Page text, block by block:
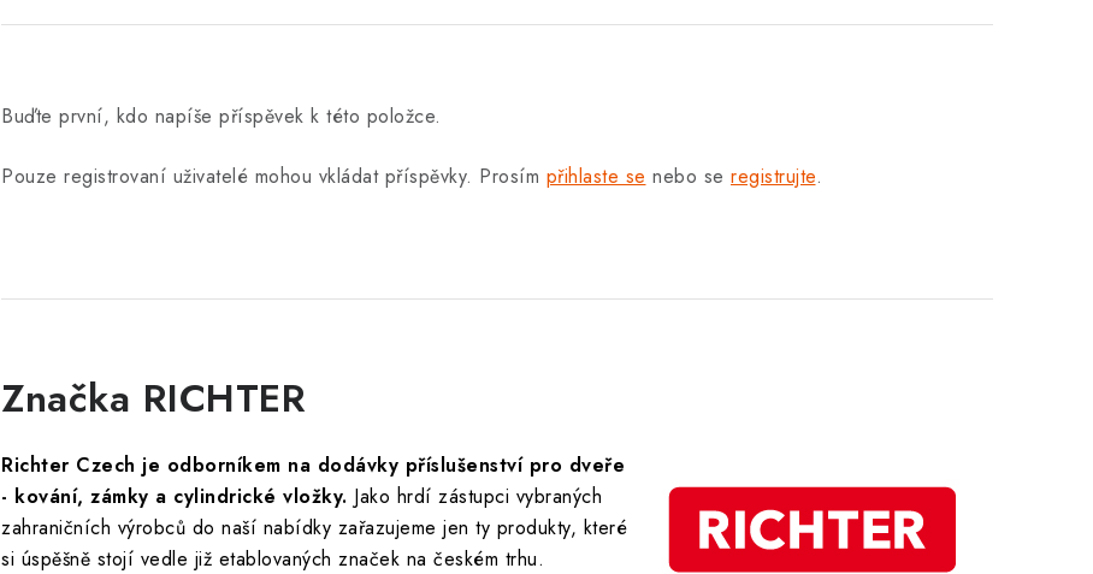
Buďte první, kdo napíše příspěvek k této položce.
Pouze registrovaní uživatelé mohou vkládat příspěvky. Prosím přihlaste se nebo se registrujte.
Značka RICHTER
Richter Czech je odborníkem na dodávky příslušenství pro dveře
- kování, zámky a cylindrické vložky. Jako hrdí zástupci vybraných
zahraničních výrobců do naší nabídky zařazujeme jen ty produkty, které
si úspěšně stojí vedle již etablovaných značek na českém trhu.